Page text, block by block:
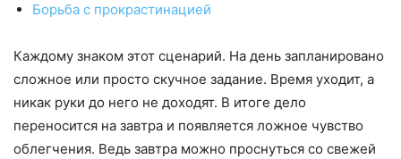
Борьба с прокрастинацией
Каждому знаком этот сценарий. На день запланировано
сложное или просто скучное задание. Время уходит, а
никак руки до него не доходят. В итоге дело
переносится на завтра и появляется ложное чувство
облегчения. Ведь завтра можно проснуться со свежей